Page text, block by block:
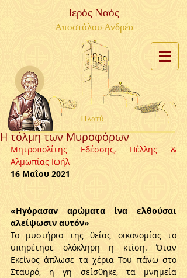
Ιερός Ναός
Αποστόλου Ανδρέα
Πλατύ
Η τόλμη των Μυροφόρων
Μητροπολίτης Εδέσσης, Πέλλης &
Αλμωπίας Ιωήλ
16 Μαΐου 2021
«Ηγόρασαν αρώματα ίνα ελθούσαι
αλείψωσιν αυτόν»
Το μυστήριο της θείας οικονομίας το
υπηρέτησε ολόκληρη η κτίση. Όταν
Εκείνος άπλωσε τα χέρια Του πάνω στο
Σταυρό, η γη σείσθηκε, τα μνημεία